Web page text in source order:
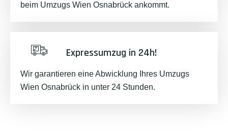
beim Umzugs Wien Osnabrück ankommt.
Expressumzug in 24h!
Wir garantieren eine Abwicklung Ihres Umzugs
Wien Osnabrück in unter 24 Stunden.